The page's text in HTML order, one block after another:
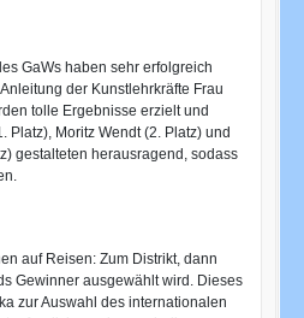
GaWs haben sehr erfolgreich
der Kunstlehrkräfte Frau
tolle Ergebnisse erzielt und
Platz), Moritz Wendt (2. Platz) und
gestalteten herausragend, sodass
auf Reisen: Zum Distrikt, dann
Gewinner ausgewählt wird. Dieses
zur Auswahl des internationalen